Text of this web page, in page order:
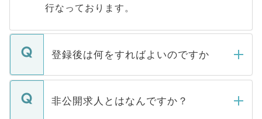
行なっております。
登録後は何をすればよいのですか
ご登録いただきましたら、弊社担当者がご
登録内容を確認し、その後メールもしくは
非公開求人とはなんですか？